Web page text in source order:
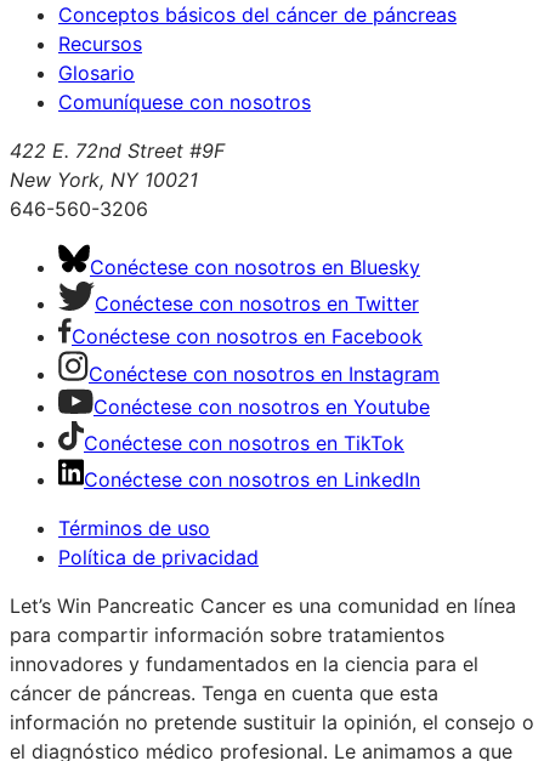
Conceptos básicos del cáncer de páncreas
Recursos
Glosario
Comuníquese con nosotros
422 E. 72nd Street #9F
New York, NY 10021
646-560-3206
Conéctese con nosotros en Bluesky
Conéctese con nosotros en Twitter
Conéctese con nosotros en Facebook
Conéctese con nosotros en Instagram
Conéctese con nosotros en Youtube
Conéctese con nosotros en TikTok
Conéctese con nosotros en LinkedIn
Términos de uso
Política de privacidad
Let’s Win Pancreatic Cancer es una comunidad en línea
para compartir información sobre tratamientos
innovadores y fundamentados en la ciencia para el
cáncer de páncreas. Tenga en cuenta que esta
información no pretende sustituir la opinión, el consejo o
el diagnóstico médico profesional. Le animamos a que